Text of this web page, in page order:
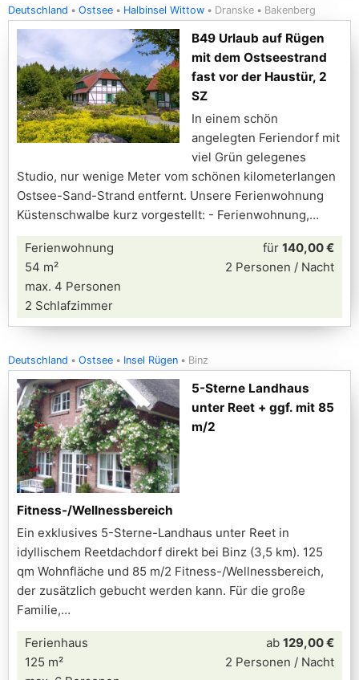
Deutschland Ostsee Halbinsel Wittow Dranske Bakenberg
B49 Urlaub auf Rügen
mit dem Ostseestrand
fast vor der Haustür, 2
SZ
In einem schön
angelegten Feriendorf mit
viel Grün gelegenes
Studio, nur wenige Meter vom schönen kilometerlangen
Ostsee-Sand-Strand entfernt. Unsere Ferienwohnung
Küstenschwalbe kurz vorgestellt: - Ferienwohnung,
Ferienwohnung
54 m²
max. 4 Personen
2 Schlafzimmer
für 140,00 €
2 Personen / Nacht
Deutschland Ostsee Insel Rügen Binz
5-Sterne Landhaus
unter Reet + ggf. mit 85
m/2
Fitness-/Wellnessbereich
Ein exklusives 5-Sterne-Landhaus unter Reet in
idyllischem Reetdachdorf direkt bei Binz (3,5 km). 125
qm Wohnfläche und 85 m/2 Fitness-/Wellnessbereich,
der zusätzlich gebucht werden kann. Für die große
Familie,
Ferienhaus
125 m²
ab 129,00 €
2 Personen / Nacht